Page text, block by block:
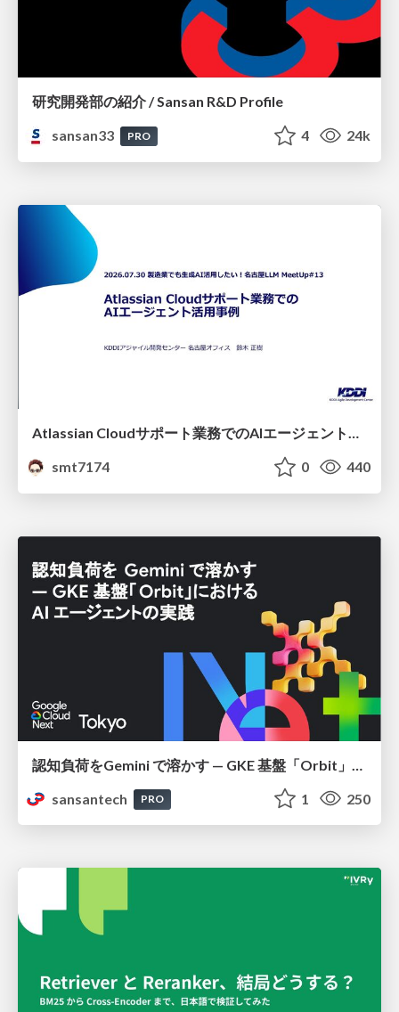
研究開発部の紹介 / Sansan R&D Profile
sansan33
PRO 4 24k
Atlassian Cloudサポート業務でのAIエージェント活用事例
smt7174
0 440
sansantech
PRO 1 250